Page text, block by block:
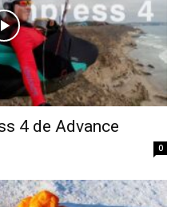
4 de Advance
0